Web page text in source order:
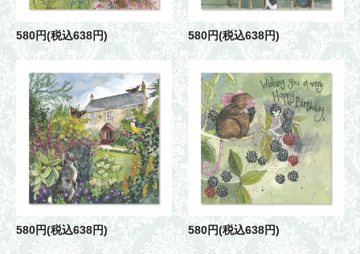
580円(税込638円) 580円(税込638円)
580円(税込638円) 580円(税込638円)